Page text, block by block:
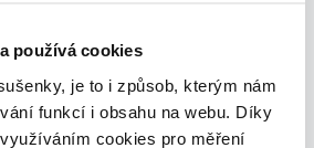
používá cookies
je to i způsob, kterým nám
funkcí i obsahu na webu. Díky
cookies pro měření